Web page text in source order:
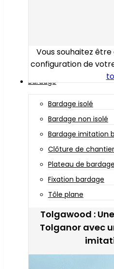
Vous souhaitez
configuration de
Bardage
Bardage isolé
Bardage non isolé
Bardage imitation
Clôture de chantier
Plateau de bardage
Fixation bardage
Tôle plane
Tolgawood :
Tolganor avec